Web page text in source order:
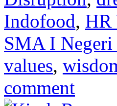
Indofood, HR
SMA I Negeri
values,
comment